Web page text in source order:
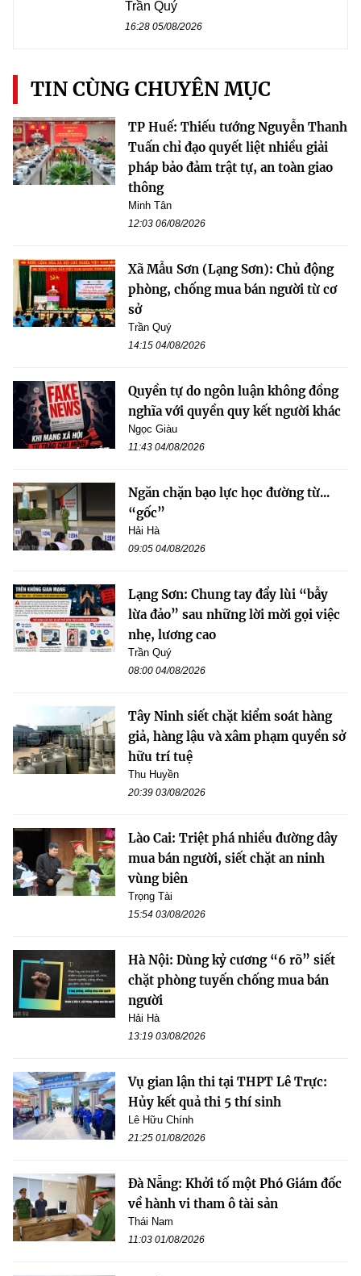
Trần Quý
16:28 05/08/2026
TIN CÙNG CHUYÊN MỤC
TP Huế: Thiếu tướng Nguyễn Thanh
Tuấn chỉ đạo quyết liệt nhiều giải
pháp bảo đảm trật tự, an toàn giao
thông
Minh Tân
12:03 06/08/2026
Xã Mẫu Sơn (Lạng Sơn): Chủ động
phòng, chống mua bán người từ cơ
sở
Trần Quý
14:15 04/08/2026
Quyền tự do ngôn luận không đồng
nghĩa với quyền quy kết người khác
Ngọc Giàu
11:43 04/08/2026
Ngăn chặn bạo lực học đường từ...
“gốc”
Hải Hà
09:05 04/08/2026
Lạng Sơn: Chung tay đẩy lùi “bẫy
lừa đảo” sau những lời mời gọi việc
nhẹ, lương cao
Trần Quý
08:00 04/08/2026
Tây Ninh siết chặt kiểm soát hàng
giả, hàng lậu và xâm phạm quyền sở
hữu trí tuệ
Thu Huyền
20:39 03/08/2026
Lào Cai: Triệt phá nhiều đường dây
mua bán người, siết chặt an ninh
vùng biên
Trọng Tài
15:54 03/08/2026
Hà Nội: Dùng kỷ cương “6 rõ” siết
chặt phòng tuyến chống mua bán
người
Hải Hà
13:19 03/08/2026
Vụ gian lận thi tại THPT Lê Trực:
Hủy kết quả thi 5 thí sinh
Lê Hữu Chính
21:25 01/08/2026
Đà Nẵng: Khởi tố một Phó Giám đốc
về hành vi tham ô tài sản
Thái Nam
11:03 01/08/2026